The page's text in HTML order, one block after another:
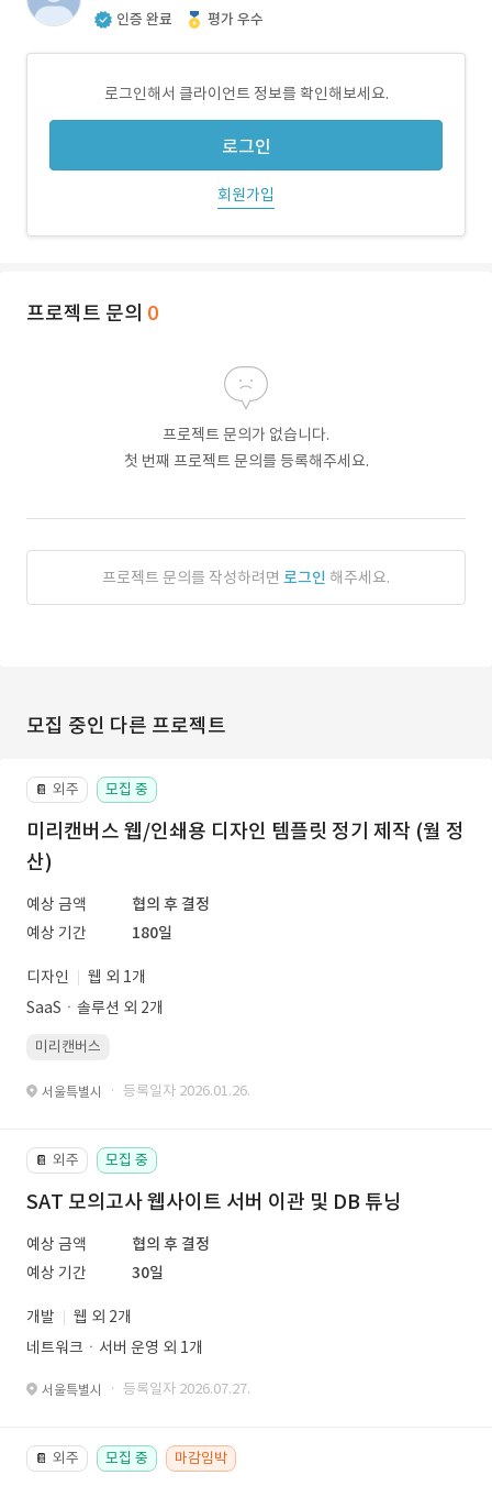
인증 완료 평가 우수
로그인해서 클라이언트 정보를 확인해보세요.
로그인
회원가입
프로젝트 문의 0
프로젝트 문의가 없습니다.
첫 번째 프로젝트 문의를 등록해주세요.
프로젝트 문의를 작성하려면 로그인 해주세요.
모집 중인 다른 프로젝트
📔 외주 모집 중
미리캔버스 웹/인쇄용 디자인 템플릿 정기 제작 (월 정
산)
예상 금액
협의 후 결정
예상 기간
180일
디자인
웹 외 1개
SaaSㆍ솔루션 외 2개
미리캔버스
서울특별시 · 등록일자 2026.01.26.
📔 외주 모집 중
SAT 모의고사 웹사이트 서버 이관 및 DB 튜닝
예상 금액
협의 후 결정
예상 기간
30일
개발
웹 외 2개
네트워크ㆍ서버 운영 외 1개
서울특별시 · 등록일자 2026.07.27.
📔 외주 모집 중 마감임박